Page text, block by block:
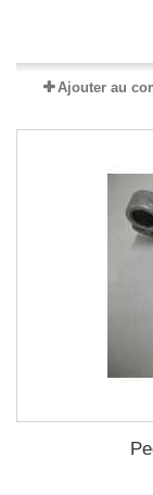
Ajouter au